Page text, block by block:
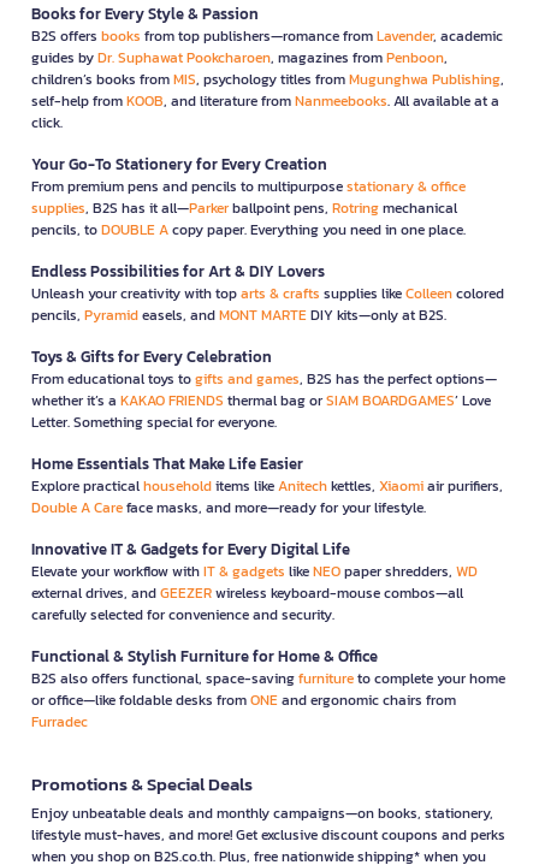
Books for Every Style & Passion
B2S offers books from top publishers—romance fromLavender, academic
guides byDr. Suphawat Pookcharoen, magazines fromPenboon,
children’s books fromMIS, psychology titles fromMugunghwa Publishing,
self-help fromKOOB, and literature fromNanmeebooks. All available at a
click.
Your Go-To Stationery for Every Creation
From premium pens and pencils to multipurposestationary & office
supplies, B2S has it all—Parkerballpoint pens, Rotringmechanical
pencils, toDOUBLE Acopy paper. Everything you need in one place.
Endless Possibilities for Art & DIY Lovers
Unleash your creativity with toparts & crafts supplies likeColleencolored
pencils, Pyramideasels, andMONT MARTEDIY kits—only at B2S.
Toys & Gifts for Every Celebration
From educational toys togifts and games, B2S has the perfect options—
whether it’s a KAKAO FRIENDS thermal bag orSIAM BOARDGAMES’ Love
Letter. Something special for everyone.
Home Essentials That Make Life Easier
Explore practicalhouseholditems likeAnitechkettles, Xiaomiair purifiers,
Double A Careface masks, and more—ready for your lifestyle.
Innovative IT & Gadgets for Every Digital Life
Elevate your workflow withIT & gadgets likeNEOpaper shredders, WD
external drives, andGEEZERwireless keyboard-mouse combos—all
carefully selected for convenience and security.
Functional & Stylish Furniture for Home & Office
B2S also offers functional, space-savingfurnitureto complete your home
or office—like foldable desks fromONEand ergonomic chairs from
Furradec
Promotions & Special Deals
Enjoy unbeatable deals and monthly campaigns—on books, stationery,
lifestyle must-haves, and more! Get exclusive discount coupons and perks
when you shop on B2S.co.th. Plus, free nationwide shipping* when you